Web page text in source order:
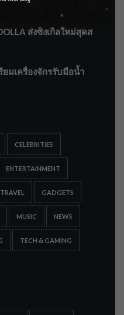
ส่งซิงเกิลใหม่สุดส
ยมเครื่องจักรรับมือน้ำ
CELEBRITIES
ENTERTAINMENT
GADGETS
MUSIC NEWS
TECH & GAMING